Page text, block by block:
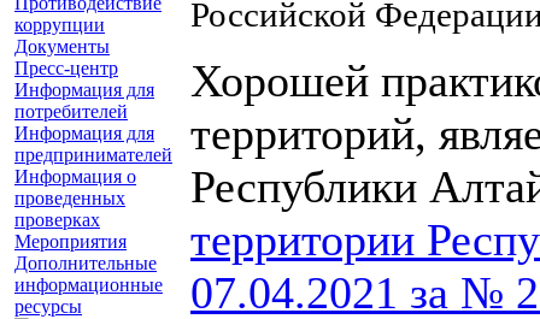
коррупции
Документы
Пресс-центр
Информация для
потребителей
Информация для
предпринимателей
Информация о
проведенных
проверках
Мероприятия
Дополнительные
информационные
ресурсы
Российской
Хорошей
территорий,
Республики
территории
07.04.2021 за №